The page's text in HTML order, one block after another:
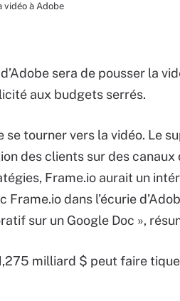
à Adobe
sera de pousser la
aux budgets serrés.
tourner vers la vidéo. Le
des clients sur des canaux
Frame.io aurait un
dans l’écurie
sur un Google Doc »,
milliard $ peut faire